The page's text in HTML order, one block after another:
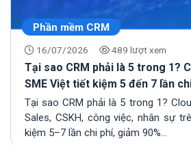
Phần mềm CRM
16/07/2026 489 lượt xem
Tại sao CRM phải là 5 trong 1?
SME Việt tiết kiệm 5 đến 7 lần
Tại sao CRM phải là 5 trong 1?
Sales, CSKH, công việc, nhân sự
kiệm 5–7 lần chi phí, giảm 90%...